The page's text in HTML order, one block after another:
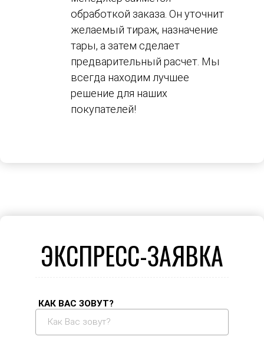
обработкой заказа. Он уточнит
желаемый тираж, назначение
тары, а затем сделает
предварительный расчет. Мы
всегда находим лучшее
решение для наших
покупателей!
ЭКСПРЕСС-ЗАЯВКА
КАК ВАС ЗОВУТ?